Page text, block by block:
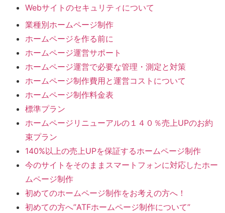
Webサイトのセキュリティについて
業種別ホームページ制作
ホームページを作る前に
ホームページ運営サポート
ホームページ運営で必要な管理・測定と対策
ホームページ制作費用と運営コストについて
ホームページ制作料金表
標準プラン
ホームページリニューアルの１４０％売上UPのお約
束プラン
140%以上の売上UPを保証するホームページ制作
今のサイトをそのままスマートフォンに対応したホー
ムページ制作
初めてのホームページ制作をお考えの方へ！
初めての方へ”ATFホームページ制作について”